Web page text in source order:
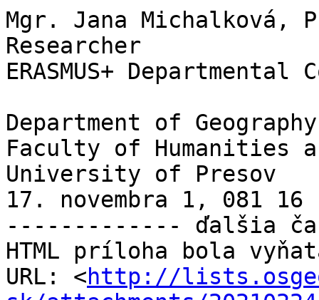
Mgr. Jana Michalková,
Researcher
ERASMUS+ Departmental
Department of
Faculty of Humanities
University of Presov
17. novembra 1, 081
------------- ďalšia
HTML príloha bola
URL: <http://